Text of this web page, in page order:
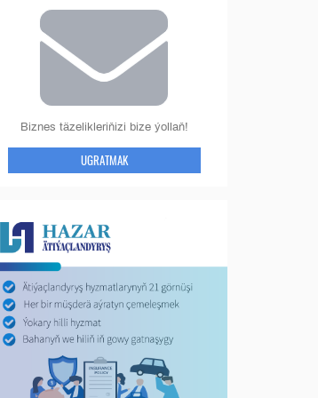
Biznes täzelikleriňizi bize ýollaň!
UGRATMAK